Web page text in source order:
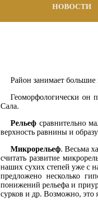
НОВОСТИ
Район занимает
Геоморфологически он
Сала.
Рельеф сравнительно
верхность равнины и
Микрорельеф. Весьма
считать развитие
наших сухих степей уже с
предложено несколько
понижений рельефа и
сурков и др. Возможно, это